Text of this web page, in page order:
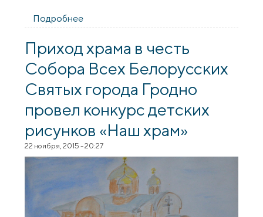
Подробнее
школы №26 города Гродно
Приход храма в честь
Собора Всех Белорусских
Святых города Гродно
провел конкурс детских
рисунков «Наш храм»
22 ноября, 2015 - 20:27